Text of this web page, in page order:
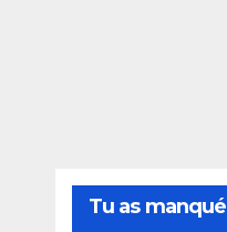
Tu as manqué